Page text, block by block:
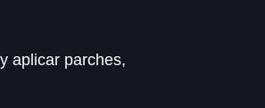
aplicar parches,